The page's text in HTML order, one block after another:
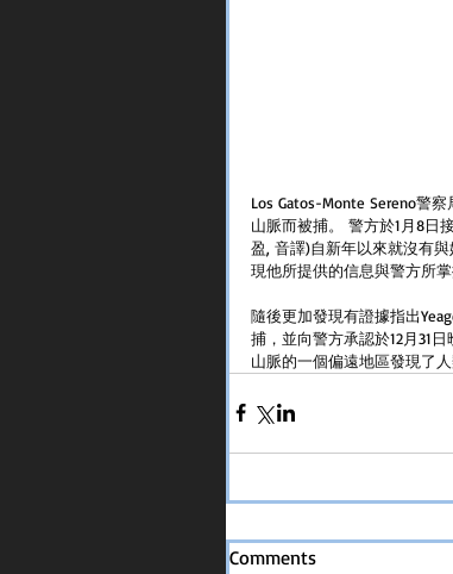
Los Gatos-Monte Sereno警
山脈而被捕。 警方於1月8日
盈, 音譯)自新年以來就沒有
現他所提供的信息與警方所掌
隨後更加發現有證據指出
捕，並向警方承認於12月31
山脈的一個偏遠地區發現了
Comments